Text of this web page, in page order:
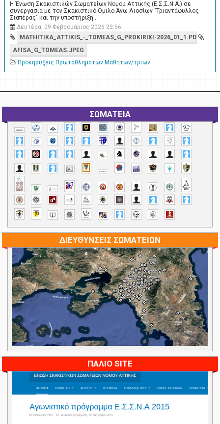
Η Ένωση Σκακιστικών Σωματείων Νομού Αττικής (Ε.Σ.Σ.Ν.Α.) σε
συνεργασία με τον Σκακιστικό Όμιλο Άνω Λιοσίων "Τριαντάφυλλος
Σιαπέρας" και την υποστήριξη…
Δευτέρα, 09 Φεβρουάριος 2026 23:56
MATHITIKA_ATTIKIS_-_TOMEAS_G_PROKIRIXI-2026_01_1.PDF
AFISA_G_TOMEAS.JPEG
Προκηρυξεις Πρωταθληματων Μαθητων/τριων
ΣΩΜΑΤΕΙΑ
ΔΙΕΥΘΥΝΣΕΙΣ ΣΩΜΑΤΕΙΩΝ
ΠΑΛΙΟ SITE